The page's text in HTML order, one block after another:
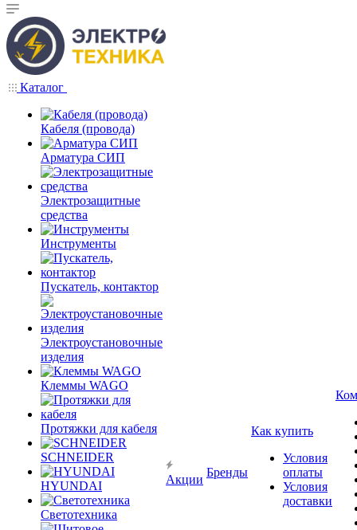
Каталог
Кабеля (провода)
Арматура СИП
Электрозащитные
средства
Инструменты
Пускатель, контактор
Электроустановочные
изделия
Клеммы WAGO
Протяжки для кабеля
SCHNEIDER
HYUNDAI
Светотехника
Акции
Бренды
Как купить
Условия
оплаты
Условия
доставки